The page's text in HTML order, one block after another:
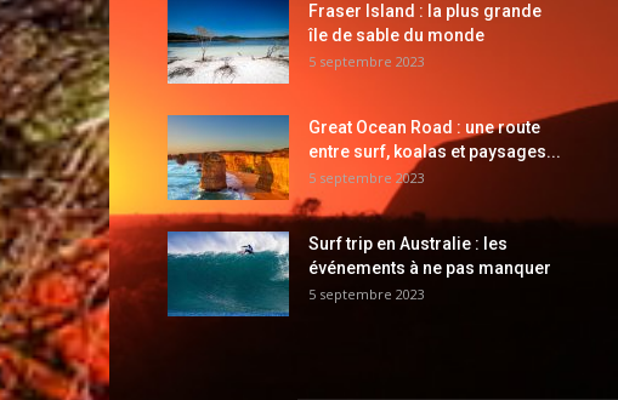
Fraser Island : la plus grande
île de sable du monde
5 septembre 2023
Great Ocean Road : une route
entre surf, koalas et paysages...
5 septembre 2023
Surf trip en Australie : les
événements à ne pas manquer
5 septembre 2023